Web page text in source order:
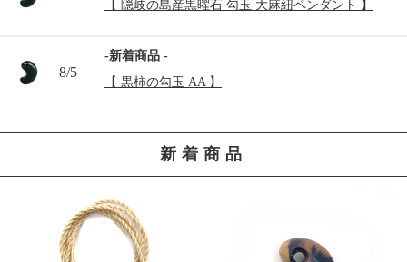
【 隠岐の島産黒曜石 勾玉 大麻紐ペンダント 】
8/5
-新着商品 -
【 黒柿の勾玉 AA 】
-新着商品 -
【 十勝石 ブレスレット AA 10mm玉 】
8/3
-新着商品 -
【 茨城県常陸大宮産めのう 勾玉 中 】
新着商品